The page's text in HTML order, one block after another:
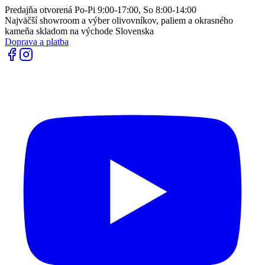
Predajňa otvorená Po-Pi 9:00-17:00, So 8:00-14:00
Najväčší showroom a výber olivovníkov, paliem a okrasného
kameňa skladom na východe Slovenska
Doprava a platba